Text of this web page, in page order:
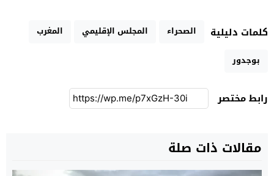
كلمات دليلية الصحراء المجلس الإقليمي
المغرب
بوجدور
رابط مختصر
مقالات ذات صلة